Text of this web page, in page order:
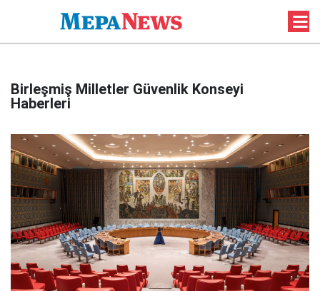
Birleşmiş Milletler Güvenlik Konseyi
Haberleri